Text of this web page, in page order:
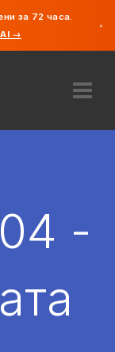
за 72 часа.
→
×
-